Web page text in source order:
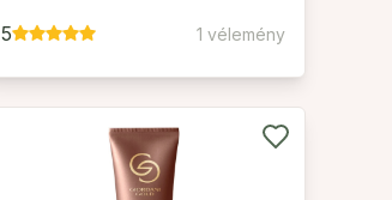
5 1 vélemény